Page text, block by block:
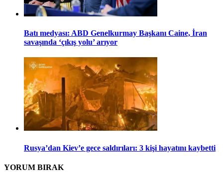
Batı medyası: ABD Genelkurmay Başkanı Caine, İran
savaşında ‘çıkış yolu’ arıyor
Rusya’dan Kiev’e gece saldırıları: 3 kişi hayatını kaybetti
YORUM BIRAK